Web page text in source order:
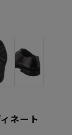
ネート